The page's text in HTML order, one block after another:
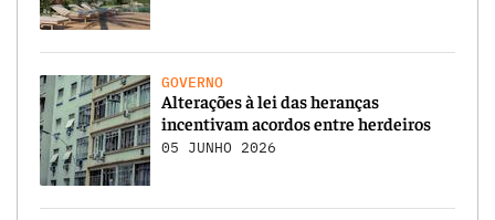
GOVERNO
Alterações à lei das heranças
incentivam acordos entre herdeiros
05 JUNHO 2026